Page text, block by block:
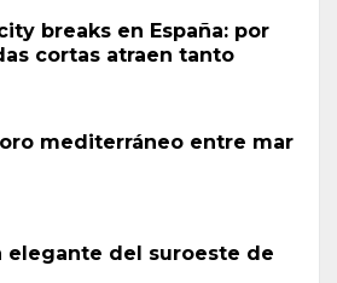
breaks en España: por
cortas atraen tanto
mediterráneo entre mar
elegante del suroeste de